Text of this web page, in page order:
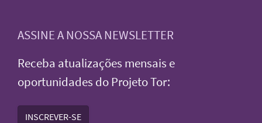
ASSINE A NOSSA NEWSLETTER
Receba atualizações mensais e
oportunidades do Projeto Tor:
INSCREVER-SE